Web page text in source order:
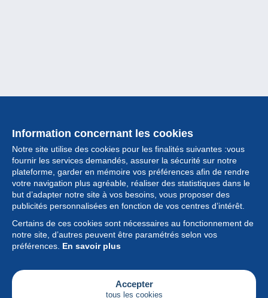
Information concernant les cookies
Notre site utilise des cookies pour les finalités suivantes :vous
fournir les services demandés, assurer la sécurité sur notre
plateforme, garder en mémoire vos préférences afin de rendre
votre navigation plus agréable, réaliser des statistiques dans le
but d’adapter notre site à vos besoins, vous proposer des
publicités personnalisées en fonction de vos centres d’intérêt.
Certains de ces cookies sont nécessaires au fonctionnement de
notre site, d’autres peuvent être paramétrés selon vos
préférences. En savoir plus
Accepter
tous les cookies
Collection
Actualités
Fonctionnalités
Société